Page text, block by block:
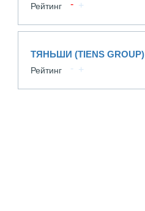
Рейтинг
ТЯНЬШИ (TIENS GROUP)
Рейтинг